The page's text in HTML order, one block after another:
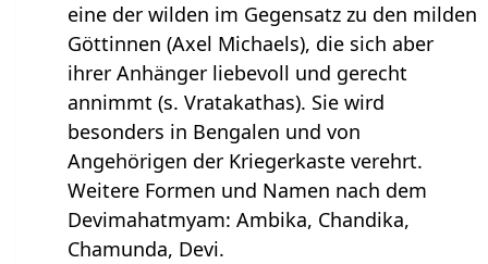
eine der wilden im Gegensatz zu den milden
Göttinnen (Axel Michaels), die sich aber
ihrer Anhänger liebevoll und gerecht
annimmt (s. Vratakathas). Sie wird
besonders in Bengalen und von
Angehörigen der Kriegerkaste verehrt.
Weitere Formen und Namen nach dem
Devimahatmyam: Ambika, Chandika,
Chamunda, Devi.